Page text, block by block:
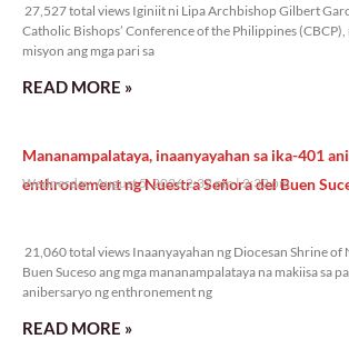
27,527 total views Iginiit ni Lipa Archbishop Gilbert
Catholic Bishops’ Conference of the Philippines
misyon ang mga pari sa
READ MORE »
Mananampalataya, inaanyayahan sa ika-401
enthronement ng Nuestra Señora del Buen
Wednesday, August 5, 2026 2:32 pm 2:32 pm
21,060 total views Inaanyayahan ng Diocesan Shrine of
Buen Suceso ang mga mananampalataya na makiisa sa
anibersaryo ng enthronement ng
READ MORE »